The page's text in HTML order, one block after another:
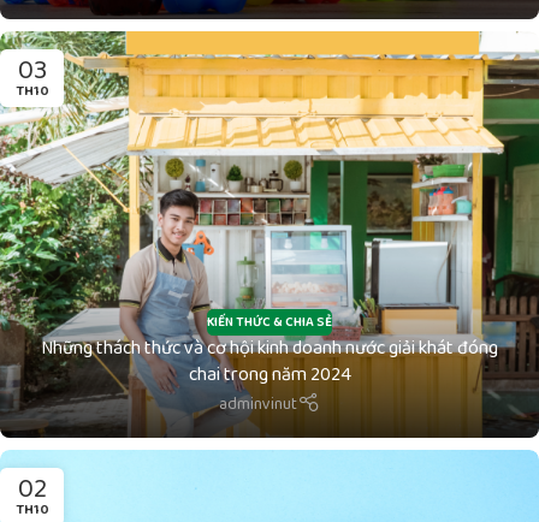
03
TH10
KIẾN THỨC & CHIA SẺ
Những thách thức và cơ hội kinh doanh nước giải khát đóng
chai trong năm 2024
adminvinut
02
TH10